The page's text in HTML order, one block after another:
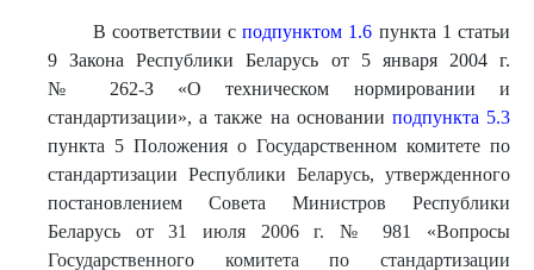
В соответствии сподпунктом 1.6 пункта 1 статьи
9 Закона Республики Беларусь от 5 января 2004 г.
№ 262-З «О техническом нормировании и
стандартизации», а также на основании подпункта 5.3
пункта 5 Положения о Государственном комитете по
стандартизации Республики Беларусь, утвержденного
постановлением Совета Министров Республики
Беларусь от 31 июля 2006 г. № 981 «Вопросы
Государственного комитета по стандартизации